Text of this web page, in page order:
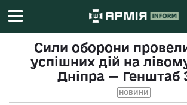
Сили оборони
успішних дій на
Дніпра — Генштаб
НОВИНИ